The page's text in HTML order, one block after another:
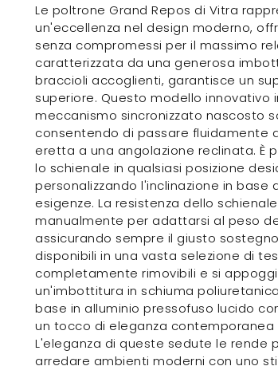
Le poltrone Grand Repos di Vitra
un'eccellenza nel design moderno,
senza compromessi per il massimo
caratterizzata da una generosa
braccioli accoglienti, garantisce un
superiore. Questo modello innovativo
meccanismo sincronizzato nascosto
consentendo di passare fluidamente
eretta a una angolazione reclinata. È
lo schienale in qualsiasi posizione
personalizzando l'inclinazione in base
esigenze. La resistenza dello
manualmente per adattarsi al peso
assicurando sempre il giusto
disponibili in una vasta selezione di
completamente rimovibili e si
un'imbottitura in schiuma
base in alluminio pressofuso lucido
un tocco di eleganza contemporanea
L'eleganza di queste sedute le rende
arredare ambienti moderni con uno